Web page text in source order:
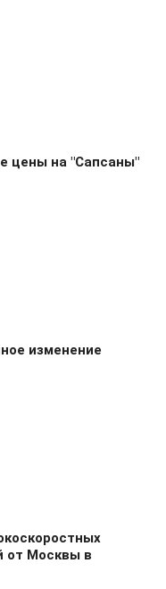
цены на "Сапсаны"
изменение
от Москвы в